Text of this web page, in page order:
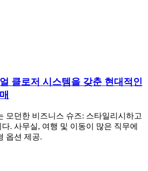
클로저 시스템을 갖춘 현대적인
모던한 비즈니스 슈즈: 스타일리시하고
. 사무실, 여행 및 이동이 많은 직무에
옵션 제공.